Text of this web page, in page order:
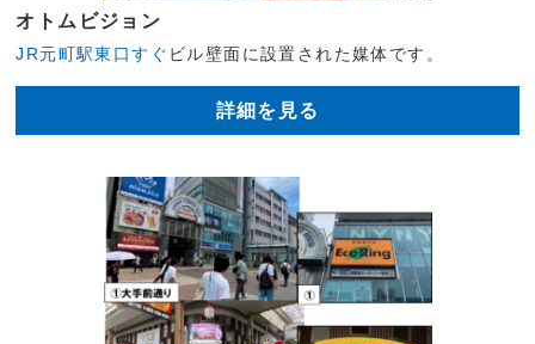
オトムビジョン
JR元町駅東口すぐ ビル壁面に設置された媒体です。
詳細を見る